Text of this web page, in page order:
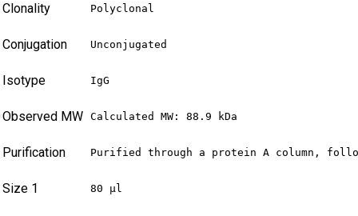
Clonality Polyclonal
Conjugation Unconjugated
Isotype IgG
Observed MW Calculated MW: 88.9 kDa
Purification Purified through a protein A column,
Size 1 80 µl